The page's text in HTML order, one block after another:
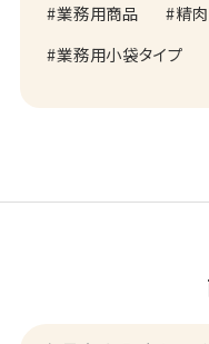
業務用商品
精
業務用小袋タイプ